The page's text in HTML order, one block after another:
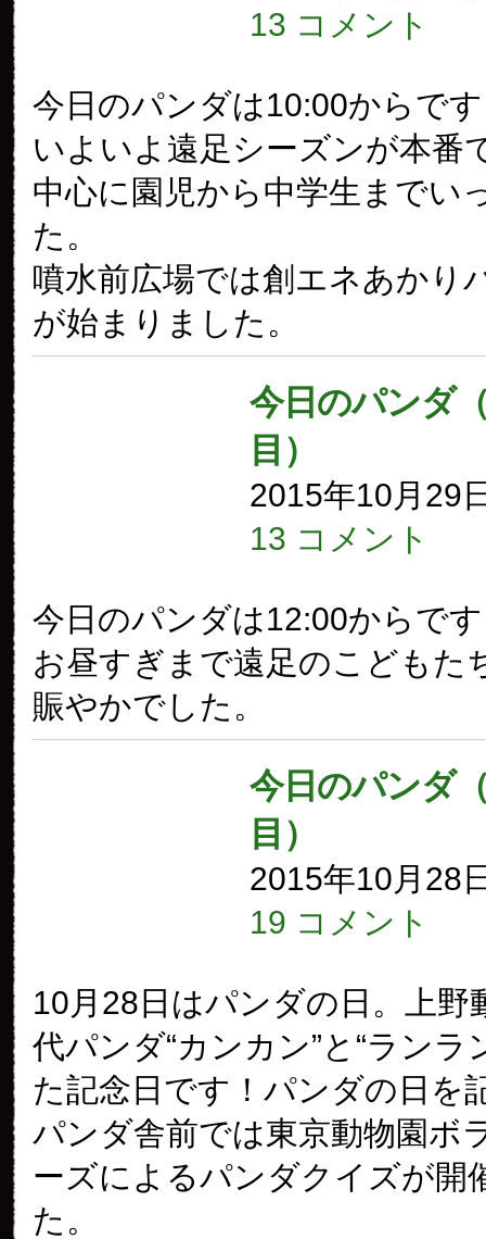
13 コメント
今日のパンダは10:00からで
いよいよ遠足シーズンが本番
中心に園児から中学生までい
た。
噴水前広場では創エネあかり
が始まりました。
今日のパンダ
目）
2015年10月29
13 コメント
今日のパンダは12:00からで
お昼すぎまで遠足のこどもた
賑やかでした。
今日のパンダ
目）
2015年10月28
19 コメント
10月28日はパンダの日。上野
代パンダ“カンカン”と“ランラ
た記念日です！パンダの日を
パンダ舎前では東京動物園ボ
ーズによるパンダクイズが開
た。